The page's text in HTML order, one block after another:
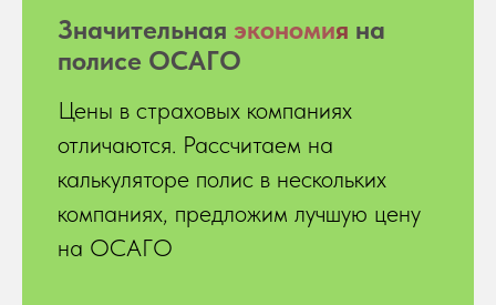
Значительная экономия на
полисе ОСАГО
Цены в страховых компаниях
отличаются. Рассчитаем на
калькуляторе полис в нескольких
компаниях, предложим лучшую цену
на ОСАГО